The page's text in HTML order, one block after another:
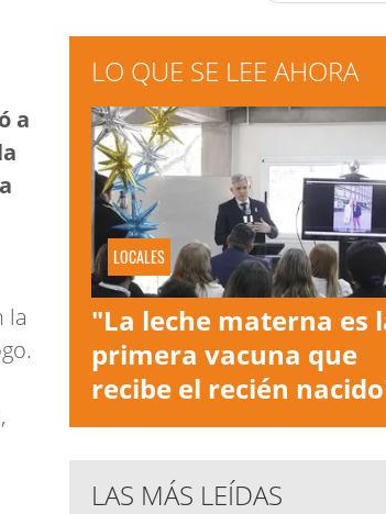
a
la
LO QUE SE LEE AHORA
LOCALES
"La leche materna es
primera vacuna que
recibe el recién
LAS MÁS LEÍDAS